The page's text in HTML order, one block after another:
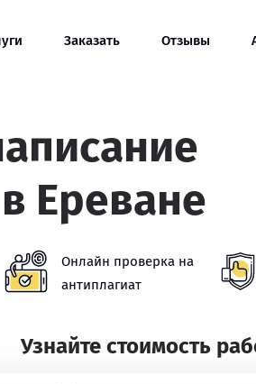
Заказать Отзывы
Ереване
Онлайн проверка на
антиплагиат
Узнайте стоимость